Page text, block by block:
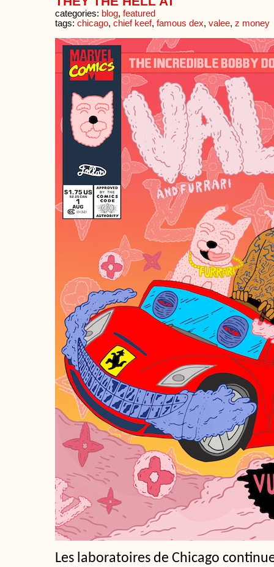
categories: blog, featured
tags: chicago, chief keef, famous dex, valee, z money
Les laboratoires de Chicago